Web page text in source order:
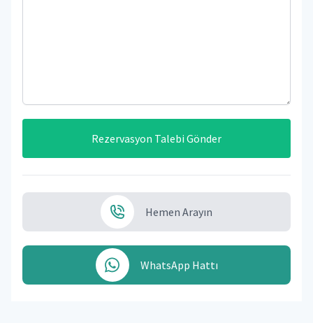
Rezervasyon Talebi Gönder
Hemen Arayın
WhatsApp Hattı